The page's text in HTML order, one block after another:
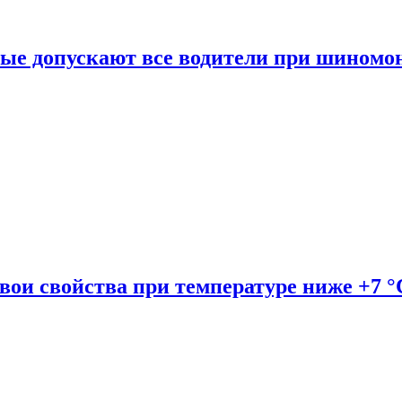
допускают все водители при
свойства при температуре ниже +7